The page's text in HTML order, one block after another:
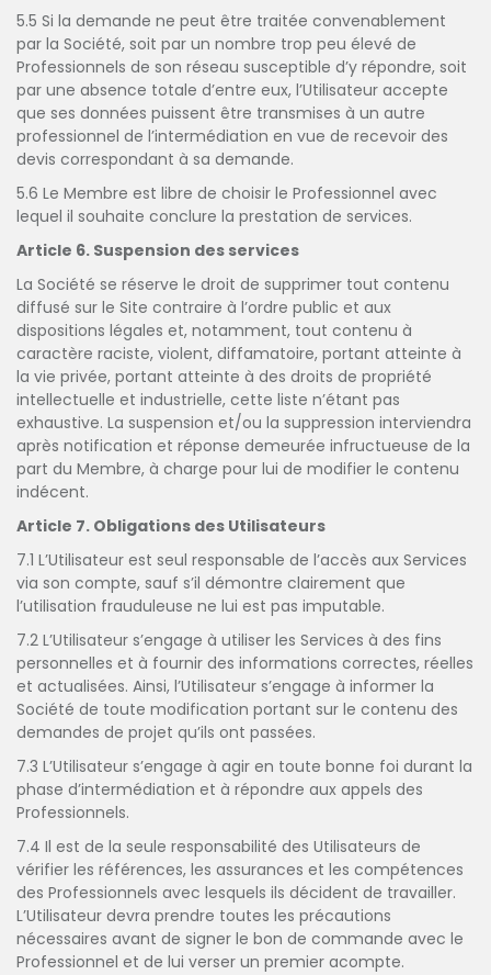
5.5 Si la demande ne peut être traitée convenablement
par la Société, soit par un nombre trop peu élevé de
Professionnels de son réseau susceptible d’y répondre, soit
par une absence totale d’entre eux, l’Utilisateur accepte
que ses données puissent être transmises à un autre
professionnel de l’intermédiation en vue de recevoir des
devis correspondant à sa demande.
5.6 Le Membre est libre de choisir le Professionnel avec
lequel il souhaite conclure la prestation de services.
Article 6. Suspension des services
La Société se réserve le droit de supprimer tout contenu
diffusé sur le Site contraire à l’ordre public et aux
dispositions légales et, notamment, tout contenu à
caractère raciste, violent, diffamatoire, portant atteinte à
la vie privée, portant atteinte à des droits de propriété
intellectuelle et industrielle, cette liste n’étant pas
exhaustive. La suspension et/ou la suppression interviendra
après notification et réponse demeurée infructueuse de la
part du Membre, à charge pour lui de modifier le contenu
indécent.
Article 7. Obligations des Utilisateurs
7.1 L’Utilisateur est seul responsable de l’accès aux Services
via son compte, sauf s’il démontre clairement que
l’utilisation frauduleuse ne lui est pas imputable.
7.2 L’Utilisateur s’engage à utiliser les Services à des fins
personnelles et à fournir des informations correctes, réelles
et actualisées. Ainsi, l’Utilisateur s’engage à informer la
Société de toute modification portant sur le contenu des
demandes de projet qu’ils ont passées.
7.3 L’Utilisateur s’engage à agir en toute bonne foi durant la
phase d’intermédiation et à répondre aux appels des
Professionnels.
7.4 Il est de la seule responsabilité des Utilisateurs de
vérifier les références, les assurances et les compétences
des Professionnels avec lesquels ils décident de travailler.
L’Utilisateur devra prendre toutes les précautions
nécessaires avant de signer le bon de commande avec le
Professionnel et de lui verser un premier acompte.